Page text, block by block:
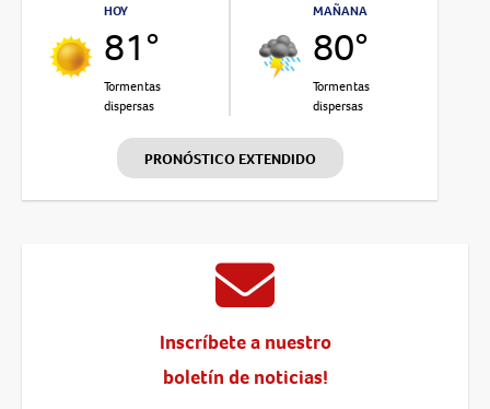
HOY
81°
Tormentas
dispersas
MAÑANA
80°
Tormentas
dispersas
PRONÓSTICO EXTENDIDO
Inscríbete a nuestro
boletín de noticias!